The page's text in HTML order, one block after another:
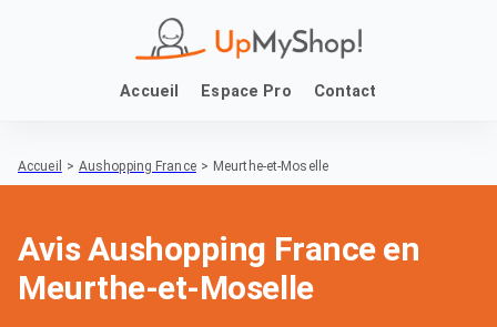
Accueil Espace Pro Contact
Accueil > Aushopping France > Meurthe-et-Moselle
Avis Aushopping France en
Meurthe-et-Moselle